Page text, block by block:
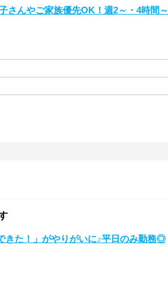
さんやご家族優先OK！週2～・4時間～
きた！」がやりがいに♪平日のみ勤務◎